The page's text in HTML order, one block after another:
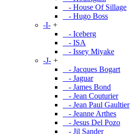
- House Of Sillage
- Hugo Boss
-I- +
- Iceberg
- ISA
- Issey Miyake
-J- +
- Jacques Bogart
- Jaguar
- James Bond
- Jean Couturier
- Jean Paul Gaultier
- Jeanne Arthes
- Jesus Del Pozo
- Jil Sander